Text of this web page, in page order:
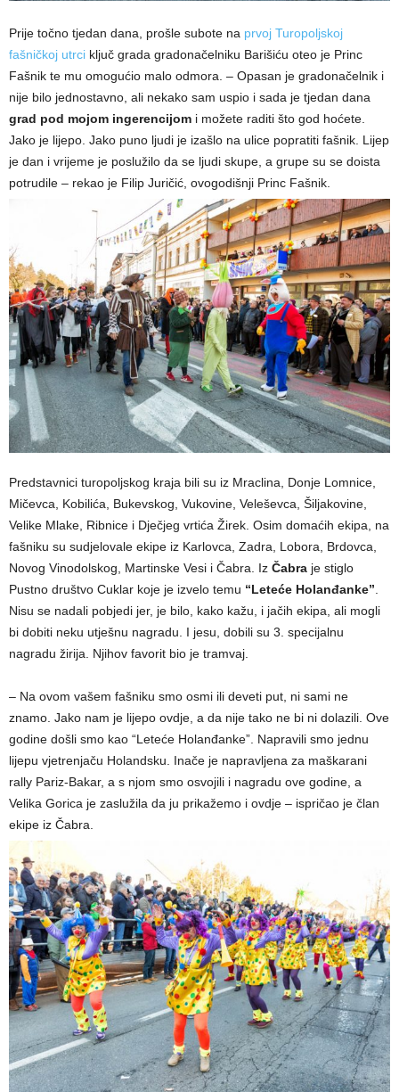
Prije točno tjedan dana, prošle subote na prvoj Turopoljskoj
fašničkoj utrci ključ grada gradonačelniku Barišiću oteo je Princ
Fašnik te mu omogućio malo odmora. – Opasan je gradonačelnik i
nije bilo jednostavno, ali nekako sam uspio i sada je tjedan dana
grad pod mojom ingerencijom i možete raditi što god hoćete.
Jako je lijepo. Jako puno ljudi je izašlo na ulice popratiti fašnik. Lijep
je dan i vrijeme je poslužilo da se ljudi skupe, a grupe su se doista
potrudile – rekao je Filip Juričić, ovogodišnji Princ Fašnik.
Predstavnici turopoljskog kraja bili su iz Mraclina, Donje Lomnice,
Mičevca, Kobilića, Bukevskog, Vukovine, Veleševca, Šiljakovine,
Velike Mlake, Ribnice i Dječjeg vrtića Žirek. Osim domaćih ekipa, na
fašniku su sudjelovale ekipe iz Karlovca, Zadra, Lobora, Brdovca,
Novog Vinodolskog, Martinske Vesi i Čabra. Iz Čabra je stiglo
Pustno društvo Cuklar koje je izvelo temu “Leteće Holanđanke”.
Nisu se nadali pobjedi jer, je bilo, kako kažu, i jačih ekipa, ali mogli
bi dobiti neku utješnu nagradu. I jesu, dobili su 3. specijalnu
nagradu žirija. Njihov favorit bio je tramvaj.
– Na ovom vašem fašniku smo osmi ili deveti put, ni sami ne
znamo. Jako nam je lijepo ovdje, a da nije tako ne bi ni dolazili. Ove
godine došli smo kao “Leteće Holanđanke”. Napravili smo jednu
lijepu vjetrenjaču Holandsku. Inače je napravljena za maškarani
rally Pariz-Bakar, a s njom smo osvojili i nagradu ove godine, a
Velika Gorica je zaslužila da ju prikažemo i ovdje – ispričao je član
ekipe iz Čabra.